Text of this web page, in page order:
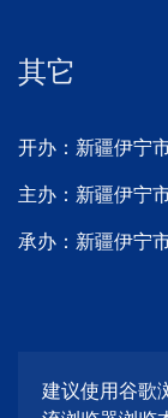
其它
开办：新疆伊宁
主办：新疆伊宁
承办：新疆伊宁
建议使用谷歌